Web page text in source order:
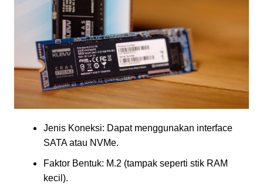
Jenis Koneksi: Dapat menggunakan interface
SATA atau NVMe.
Faktor Bentuk: M.2 (tampak seperti stik RAM
kecil).